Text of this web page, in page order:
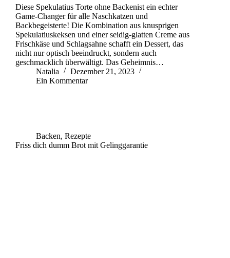
Diese Spekulatius Torte ohne Backenist ein echter
Game-Changer für alle Naschkatzen und
Backbegeisterte! Die Kombination aus knusprigen
Spekulatiuskeksen und einer seidig-glatten Creme aus
Frischkäse und Schlagsahne schafft ein Dessert, das
nicht nur optisch beeindruckt, sondern auch
geschmacklich überwältigt. Das Geheimnis…
Natalia
Dezember 21, 2023
Ein Kommentar
Backen, Rezepte
Friss dich dumm Brot mit Gelinggarantie